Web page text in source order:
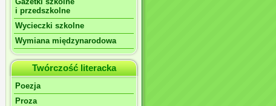
i przedszkolne
Wycieczki szkolne
Wymiana międzynarodowa
Twórczość literacka
Poezja
Proza